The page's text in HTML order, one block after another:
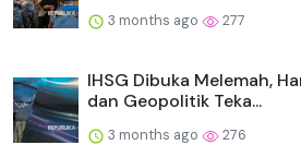
3 months ago 277
IHSG Dibuka Melemah,
dan Geopolitik Teka...
3 months ago 276